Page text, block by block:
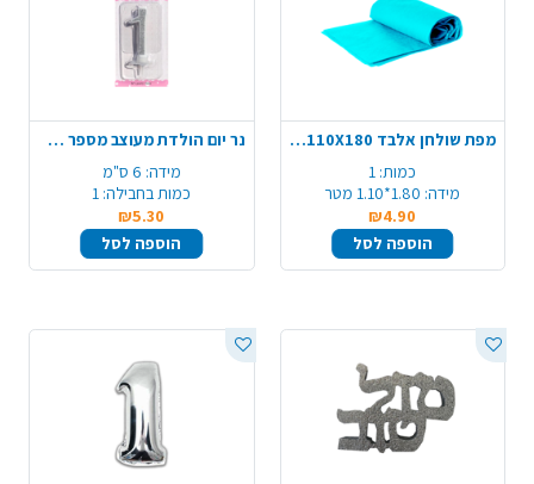
מפת שולחן אלבד 110X180 - תכלת
כמות: 1
מידה: 1.80*1.10 מטר
₪4.90
הוספה לסל
נר יום הולדת מעוצב מספר 1 - כסף
מידה: 6 ס"מ
כמות בחבילה: 1
₪5.30
הוספה לסל